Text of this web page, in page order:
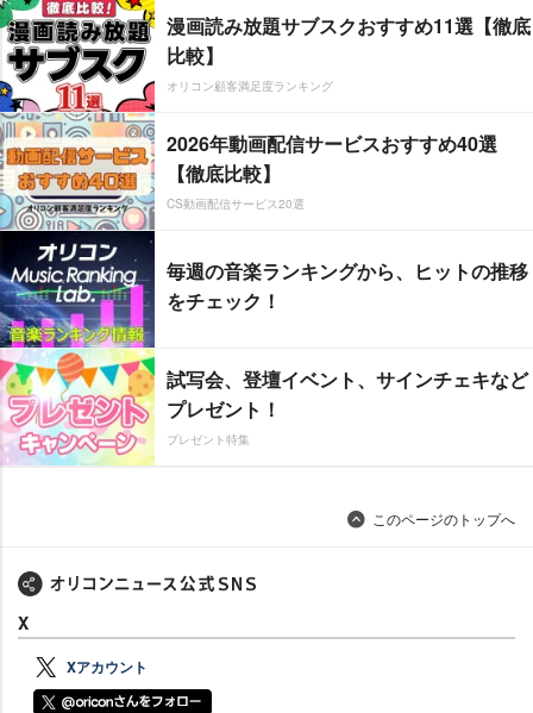
漫画読み放題サブスクおすすめ11選【徹底
比較】
オリコン顧客満足度ランキング
2026年動画配信サービスおすすめ40選
【徹底比較】
CS動画配信サービス20選
毎週の音楽ランキングから、ヒットの推移
をチェック！
試写会、登壇イベント、サインチェキなど
プレゼント！
プレゼント特集
このページのトップへ
X
Xアカウント